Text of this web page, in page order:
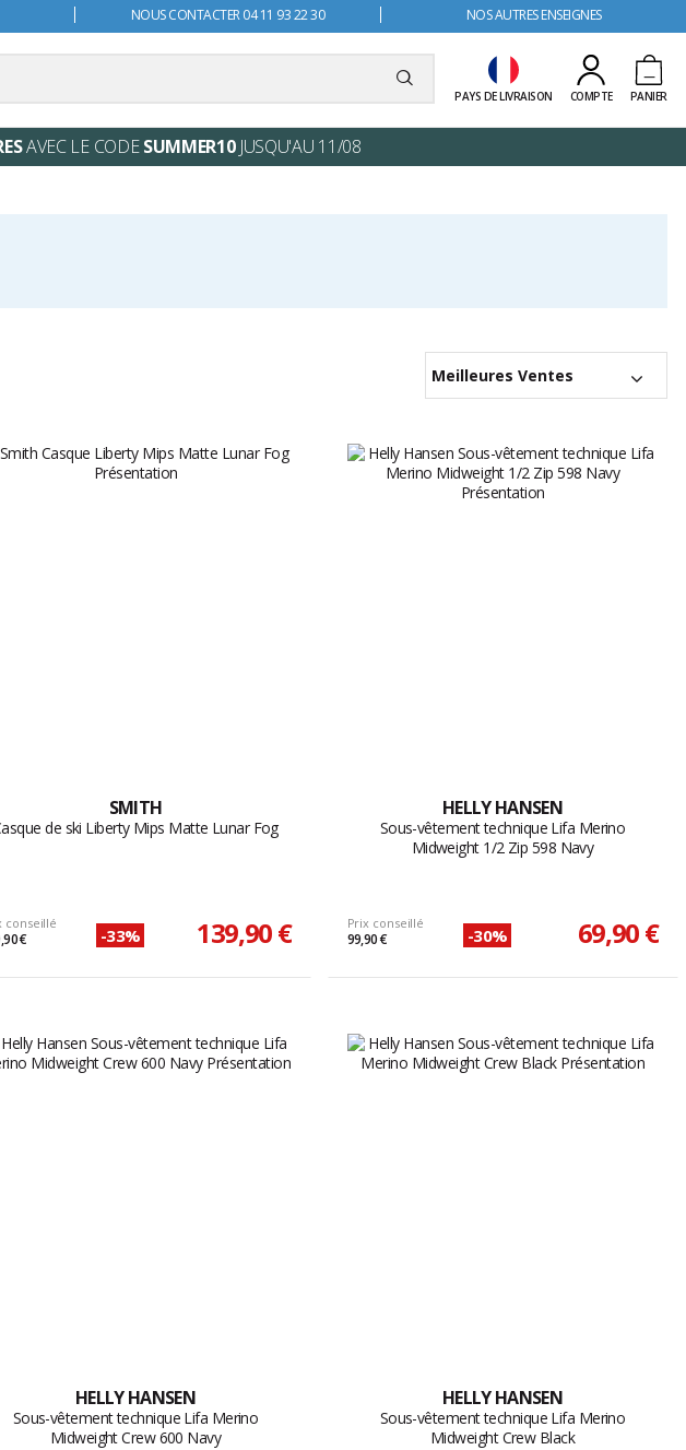
NOUS CONTACTER 04 11 93 22 30 NOS AUTRES ENSEIGNES
PAYS DE LIVRAISON COMPTE PANIER
AVEC LE CODESUMMER10JUSQU'AU 11/08
Meilleures Ventes
SMITH
de ski Liberty Mips Matte Lunar Fog
conseillé
€ -33% 139,90 €
HELLY HANSEN
Sous-vêtement technique Lifa Merino
Midweight 1/2 Zip 598 Navy
Prix conseillé
99,90 € -30% 69,90 €
HELLY HANSEN
Sous-vêtement technique Lifa Merino
Midweight Crew 600 Navy
HELLY HANSEN
Sous-vêtement technique Lifa Merino
Midweight Crew Black